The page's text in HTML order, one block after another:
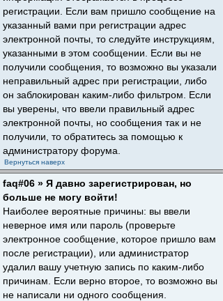
регистрации. Если вам пришло сообщение на
указанный вами при регистрации адрес
электронной почты, то следуйте инструкциям,
указанными в этом сообщении. Если вы не
получили сообщения, то возможно вы указали
неправильный адрес при регистрации, либо
он заблокирован каким-либо фильтром. Если
вы уверены, что ввели правильный адрес
электронной почты, но сообщения так и не
получили, то обратитесь за помощью к
администратору форума.
Вернуться наверх
faq#06 » Я давно зарегистрирован, но
больше не могу войти!
Наиболее вероятные причины: вы ввели
неверное имя или пароль (проверьте
электронное сообщение, которое пришло вам
после регистрации), или администратор
удалил вашу учетную запись по каким-либо
причинам. Если верно второе, то возможно вы
не написали ни одного сообщения.